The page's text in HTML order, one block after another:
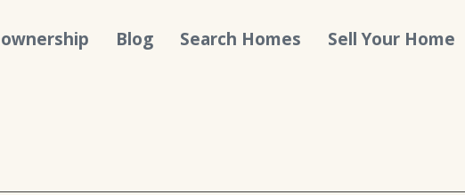
Blog Search Homes Sell Your Home